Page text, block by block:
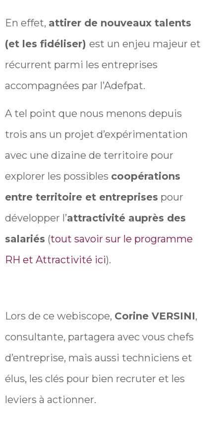
En effet, attirer de nouveaux talents
(et les fidéliser) est un enjeu majeur et
récurrent parmi les entreprises
accompagnées par l’Adefpat.
A tel point que nous menons depuis
trois ans un projet d’expérimentation
avec une dizaine de territoire pour
explorer les possibles coopérations
entre territoire et entreprises pour
développer l’attractivité auprès des
salariés (tout savoir sur le programme
RH et Attractivité ici).
Lors de ce webiscope, Corine VERSINI,
consultante, partagera avec vous chefs
d’entreprise, mais aussi techniciens et
élus, les clés pour bien recruter et les
leviers à actionner.